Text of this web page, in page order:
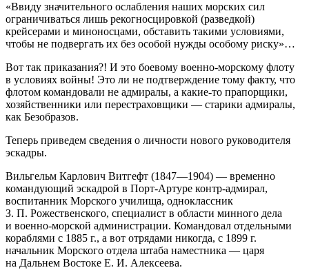
«Ввиду значительного ослабления наших морских сил
ограничиваться лишь рекогносцировкой (разведкой)
крейсерами и миноносцами, обставить такими условиями,
чтобы не подвергать их без особой нужды особому риску»…
Вот так приказания?! И это боевому военно-морскому флоту
в условиях войны! Это ли не подтверждение тому факту, что
флотом командовали не адмиралы, а какие-то прапорщики,
хозяйственники или перестраховщики — старики адмиралы,
как Безобразов.
Теперь приведем сведения о личности нового руководителя
эскадры.
Вильгельм Карлович Витгефт (1847—1904) — временно
командующий эскадрой в Порт-Артуре контр-адмирал,
воспитанник Морского училища, одноклассник
З. П. Рожественского, специалист в области минного дела
и военно-морской администрации. Командовал отдельными
кораблями с 1885 г., а вот отрядами никогда, с 1899 г.
начальник Морского отдела штаба наместника — царя
на Дальнем Востоке Е. И. Алексеева.